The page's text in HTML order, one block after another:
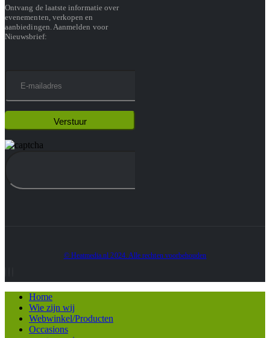
Ontvang de laatste informatie over
evenementen, verkopen en
aanbiedingen. Aanmelden voor
Nieuwsbrief:
© Heatmedia.nl 2024. Alle rechten voorbehouden
Home
Wie zijn wij
Webwinkel/Producten
Occasions